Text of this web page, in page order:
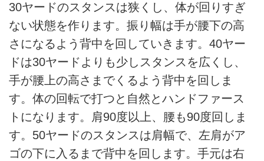
30ヤードのスタンスは狭くし、体が回りすぎ
ない状態を作ります。振り幅は手が腰下の高
さになるよう背中を回していきます。40ヤー
ドは30ヤードよりも少しスタンスを広くし、
手が腰上の高さまでくるよう背中を回しま
す。体の回転で打つと自然とハンドファース
トになります。肩90度以上、腰も90度回しま
す。50ヤードのスタンスは肩幅で、左肩がア
ゴの下に入るまで背中を回します。手元は右